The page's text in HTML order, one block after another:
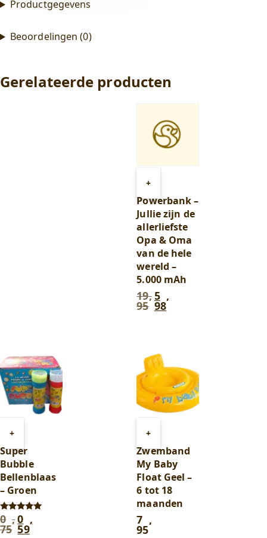
Productgegevens
Beoordelingen (0)
Gerelateerde producten
+
aan
winkelwagen
Powerbank –
Jullie zijn de
allerliefste
Opa & Oma
van de hele
wereld –
5.000 mAh
19,
95
Oorspronkelijke
prijs
95
5 ,
98
+
winkelwagen
Super
Bubble
Bellenblaas
– Groen
Gewaardeerd
5.00
uit 5
0 ,
75
Oorspronkelijke
prijs
0 ,
59
+
aan
winkelwagen
Zwemband
My Baby
Float Geel –
6 tot 18
maanden
7 ,
95